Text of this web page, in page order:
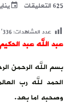
محمد وعلى آله